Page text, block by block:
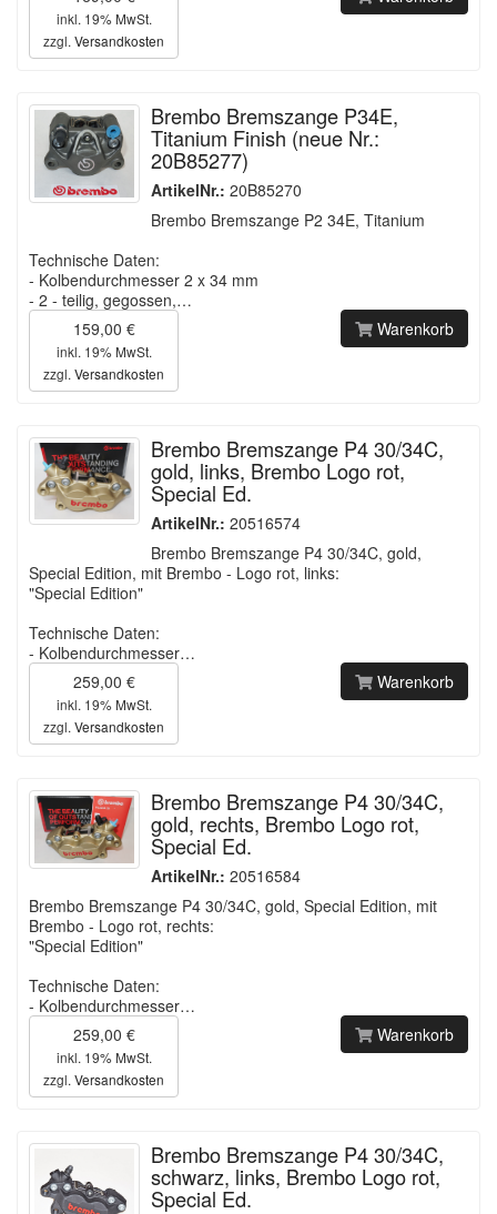
inkl. 19% MwSt.
zzgl. Versandkosten
Brembo Bremszange P34E,
Titanium Finish (neue Nr.:
20B85277)
ArtikelNr.: 20B85270
Brembo Bremszange P2 34E, Titanium
Technische Daten:
- Kolbendurchmesser 2 x 34 mm
- 2 - teilig, gegossen,…
159,00 €
inkl. 19% MwSt.
zzgl. Versandkosten
Warenkorb
Brembo Bremszange P4 30/34C,
gold, links, Brembo Logo rot,
Special Ed.
ArtikelNr.: 20516574
Brembo Bremszange P4 30/34C, gold,
Special Edition, mit Brembo - Logo rot, links:
"Special Edition"
Technische Daten:
- Kolbendurchmesser…
259,00 €
inkl. 19% MwSt.
zzgl. Versandkosten
Warenkorb
Brembo Bremszange P4 30/34C,
gold, rechts, Brembo Logo rot,
Special Ed.
ArtikelNr.: 20516584
Brembo Bremszange P4 30/34C, gold, Special Edition, mit
Brembo - Logo rot, rechts:
"Special Edition"
Technische Daten:
- Kolbendurchmesser…
259,00 €
inkl. 19% MwSt.
zzgl. Versandkosten
Warenkorb
Brembo Bremszange P4 30/34C,
schwarz, links, Brembo Logo rot,
Special Ed.